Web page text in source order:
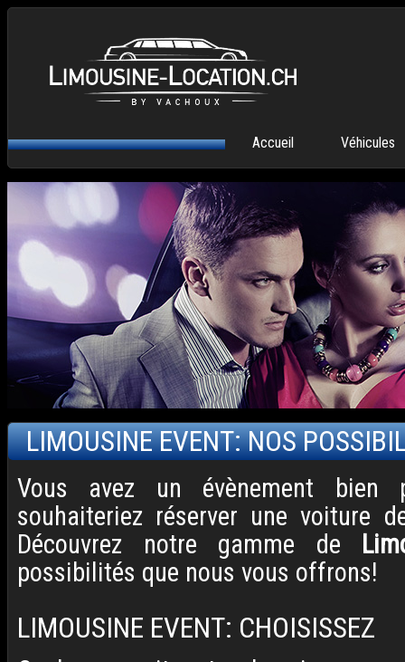
MENU PRINCIPAL Accueil Véhicules
LIMOUSINE EVENT: NOS
Vous avez un évènement
souhaiteriez réserver une voiture
Découvrez notre gamme de
possibilités que nous vous offrons!
LIMOUSINE EVENT: CHOISISSEZ